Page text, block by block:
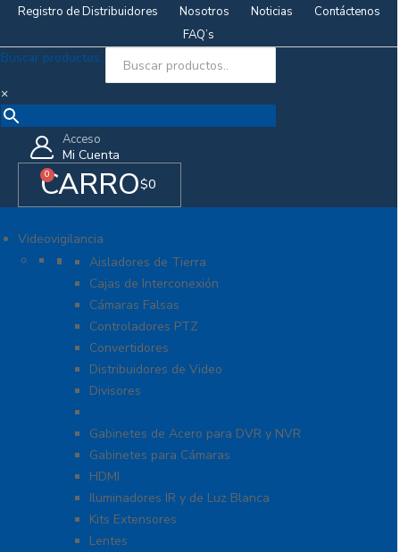
Registro de Distribuidores Nosotros Noticias
Contáctenos
FAQ’s
Buscar productos..
×
Acceso
Mi Cuenta
$0
0
CARRO
Videovigilancia
Accesorios generales
Aisladores de Tierra
Cajas de Interconexión
Cámaras Falsas
Controladores PTZ
Convertidores
Distribuidores de Video
Divisores
Gabinetes de Acero para DVR y NVR
Gabinetes para Cámaras
HDMI
Iluminadores IR y de Luz Blanca
Kits Extensores
Lentes